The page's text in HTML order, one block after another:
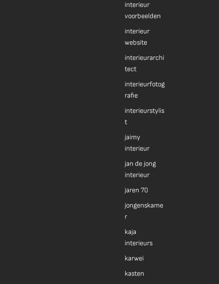
interieur
voorbeelden
interieur
website
interieurarchi
tect
interieurfotog
rafie
interieurstylis
t
jaimy
interieur
jan de jong
interieur
jaren 70
jongenskame
r
kaja
interieurs
karwei
kasten